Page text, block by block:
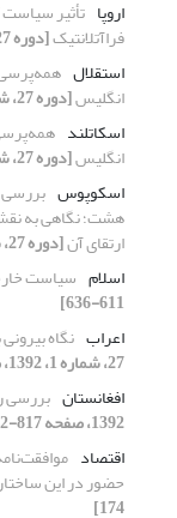
اروپا تأثیر سیاست‌
فراآتلانتیک[دوره 27، شماره 4، 1392، صفحه 1013-1036]
استقلال
انگلیس[دوره 27، شماره 2، 1392، صفحه 473-508]
اسکاتلند
انگلیس[دوره 27، شماره 2، 1392، صفحه 473-508]
اسکوپوس
هشت؛ نگاهی به نقش
ارتقای آن[دوره 27، شماره 4، 1392، صفحه 919-941]
اسلام سیاست
611-636]
اعراب نگاه
27، شماره 1، 1392، صفحه 27-48]
افغانستان بررسی
1392، صفحه 817-842]
اقتصاد
حضور در این
174]